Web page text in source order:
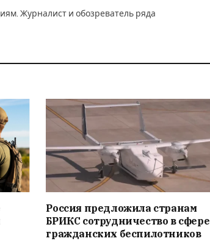
Журналист и обозреватель ряда
Россия предложила странам
БРИКС сотрудничество в сфере
гражданских беспилотников